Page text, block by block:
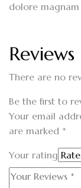
dolore
Reviews
There are no
Be the first to
Your email
are marked *
Your rating